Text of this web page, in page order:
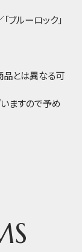
ブルーロック」
品とは異なる可
ますので予め